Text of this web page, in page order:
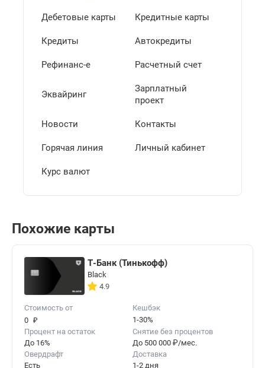
Дебетовые карты Кредитные карты
Кредиты Автокредиты
Рефинанс-е Расчетный счет
Эквайринг
Зарплатный
проект
Новости Контакты
Горячая линия Личный кабинет
Курс валют
Похожие карты
Т-Банк (Тинькофф)
Black
4.9
Стоимость от
0 ₽
Кешбэк
1-30%
Процент на остаток
До 16%
Снятие без процентов
До 500 000 ₽/мес.
Овердрафт
Есть
Доставка
1-2 дня